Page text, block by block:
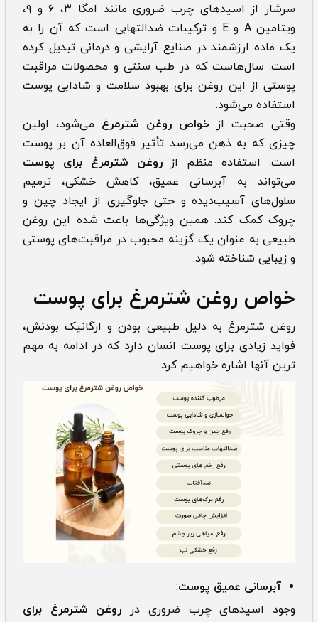
سرشار از اسیدهای چرب ضروری مانند امگا ۳، ۶ و ۹،
ویتامین A و E و ترکیبات ضدالتهابی است که آن را به
یک ماده ارزشمند در صنایع آرایشی و درمانی تبدیل کرده
است. سال‌هاست که در طب سنتی و محصولات مراقبت
پوستی از این روغن برای بهبود سلامت و شادابی پوست
استفاده می‌شود.
وقتی صحبت از خواص روغن شترمرغ می‌شود، اولین
چیزی که به ذهن می‌رسد تأثیر فوق‌العاده آن بر پوست
است. استفاده منظم ازروغن شترمرغ برای پوست
می‌تواند به آبرسانی عمیق، کاهش خشکی، ترمیم
سلول‌های آسیب‌دیده و حتی جلوگیری از ایجاد چین و
چروک کمک کند. همین ویژگی‌ها باعث شده این روغن
طبیعی به عنوان یک گزینه محبوب در مراقبت‌های پوستی
و زیبایی شناخته شود.
خواص روغن شترمرغ برای پوست
روغن شترمرغ به دلیل طبیعی بودن و ارگانیک بودنش،
فواید زیادی برای پوست انسان دارد که در ادامه به مهم‌
ترین آنها اشاره خواهیم کرد:
آبرسانی عمیق پوست:
وجود اسیدهای چرب ضروری در روغن شترمرغ برای